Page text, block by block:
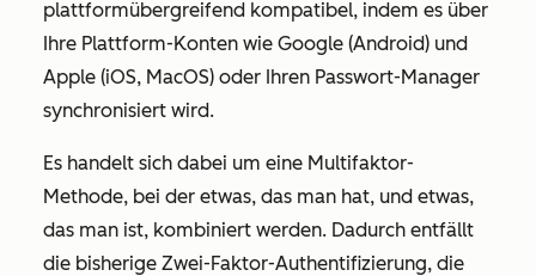
plattformübergreifend kompatibel, indem es über
Ihre Plattform-Konten wie Google (Android) und
Apple (iOS, MacOS) oder Ihren Passwort-Manager
synchronisiert wird.
Es handelt sich dabei um eine Multifaktor-
Methode, bei der etwas, das man hat, und etwas,
das man ist, kombiniert werden. Dadurch entfällt
die bisherige Zwei-Faktor-Authentifizierung, die